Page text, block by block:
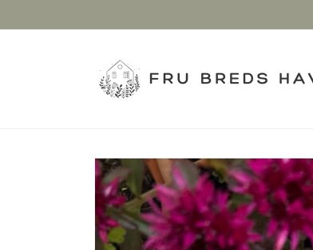
Gå til
produktoplysninger